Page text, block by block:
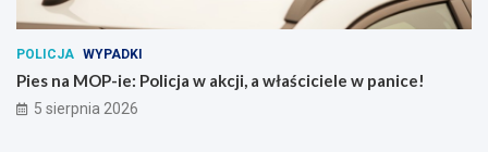
POLICJA WYPADKI
Pies na MOP-ie: Policja w akcji, a właściciele w panice!
5 sierpnia 2026